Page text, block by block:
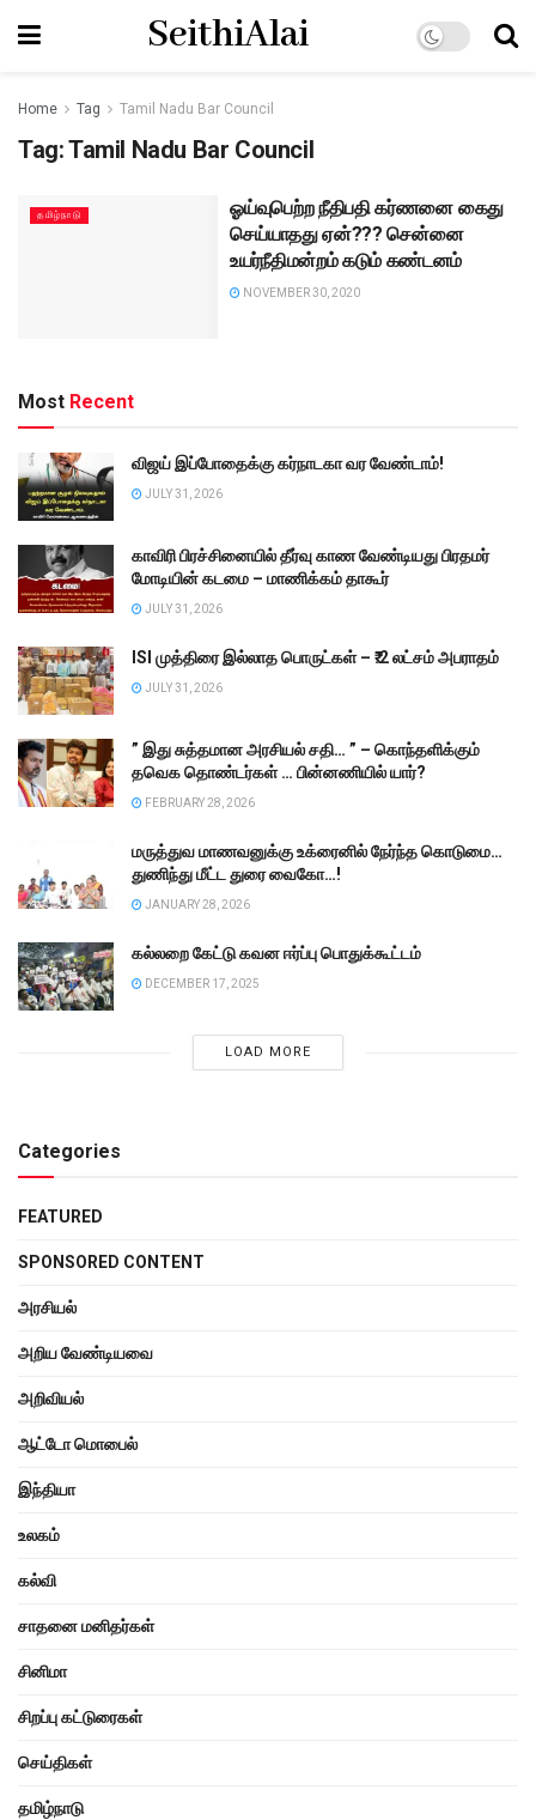
SeithiAlai
Home Tag Tamil Nadu Bar Council
Tag:Tamil Nadu Bar Council
தமிழ்நாடு
ஓய்வுபெற்ற நீதிபதி கர்ணனை கைது
செய்யாதது ஏன்??? சென்னை
உயர்நீதிமன்றம் கடும் கண்டனம்
NOVEMBER 30, 2020
Most Recent
விஜய் இப்போதைக்கு கர்நாடகா வர வேண்டாம்!
JULY 31, 2026
காவிரி பிரச்சினையில் தீர்வு காண வேண்டியது பிரதமர்
மோடியின் கடமை – மாணிக்கம் தாகூர்
JULY 31, 2026
ISI முத்திரை இல்லாத பொருட்கள் – ₹.2 லட்சம் அபராதம்
JULY 31, 2026
” இது சுத்தமான அரசியல் சதி… ” – கொந்தளிக்கும்
தவெக தொண்டர்கள் … பின்னணியில் யார்?
FEBRUARY 28, 2026
மருத்துவ மாணவனுக்கு உக்ரைனில் நேர்ந்த கொடுமை…
துணிந்து மீட்ட துரை வைகோ…!
JANUARY 28, 2026
கல்லறை கேட்டு கவன ஈர்ப்பு பொதுக்கூட்டம்
DECEMBER 17, 2025
LOAD MORE
Categories
FEATURED
SPONSORED CONTENT
அரசியல்
அறிய வேண்டியவை
அறிவியல்
ஆட்டோ மொபைல்
இந்தியா
உலகம்
கல்வி
சாதனை மனிதர்கள்
சினிமா
சிறப்பு கட்டுரைகள்
செய்திகள்
தமிழ்நாடு